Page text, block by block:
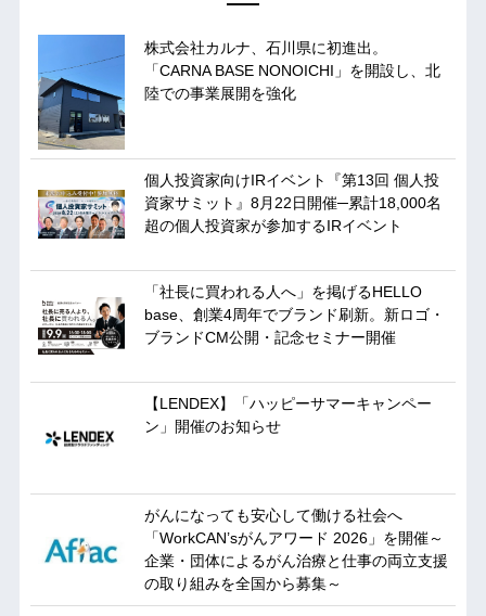
株式会社カルナ、石川県に初進出。
「CARNA BASE NONOICHI」を開設し、北
陸での事業展開を強化
個人投資家向けIRイベント『第13回 個人投
資家サミット』8月22日開催─累計18,000名
超の個人投資家が参加するIRイベント
「社長に買われる人へ」を掲げるHELLO
base、創業4周年でブランド刷新。新ロゴ・
ブランドCM公開・記念セミナー開催
【LENDEX】「ハッピーサマーキャンペー
ン」開催のお知らせ
がんになっても安心して働ける社会へ
「WorkCAN’sがんアワード 2026」を開催～
企業・団体によるがん治療と仕事の両立支援
の取り組みを全国から募集～